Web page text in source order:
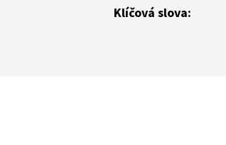
Klíčová slova: